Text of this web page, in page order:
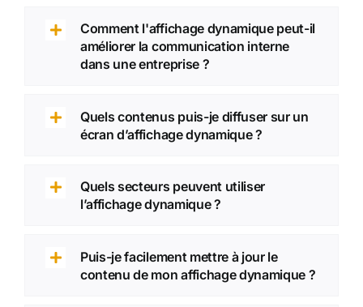
Comment l'affichage dynamique peut-il
améliorer la communication interne
dans une entreprise ?
Quels contenus puis-je diffuser sur un
écran d’affichage dynamique ?
Quels secteurs peuvent utiliser
l’affichage dynamique ?
Puis-je facilement mettre à jour le
contenu de mon affichage dynamique ?